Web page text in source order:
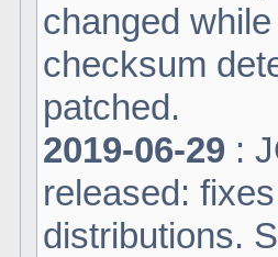
changed
checksum
patched.
2019-06-29 :
released:
distributions.